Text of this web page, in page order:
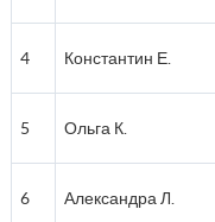
4 Константин Е.
5 Ольга К.
6 Александра Л.